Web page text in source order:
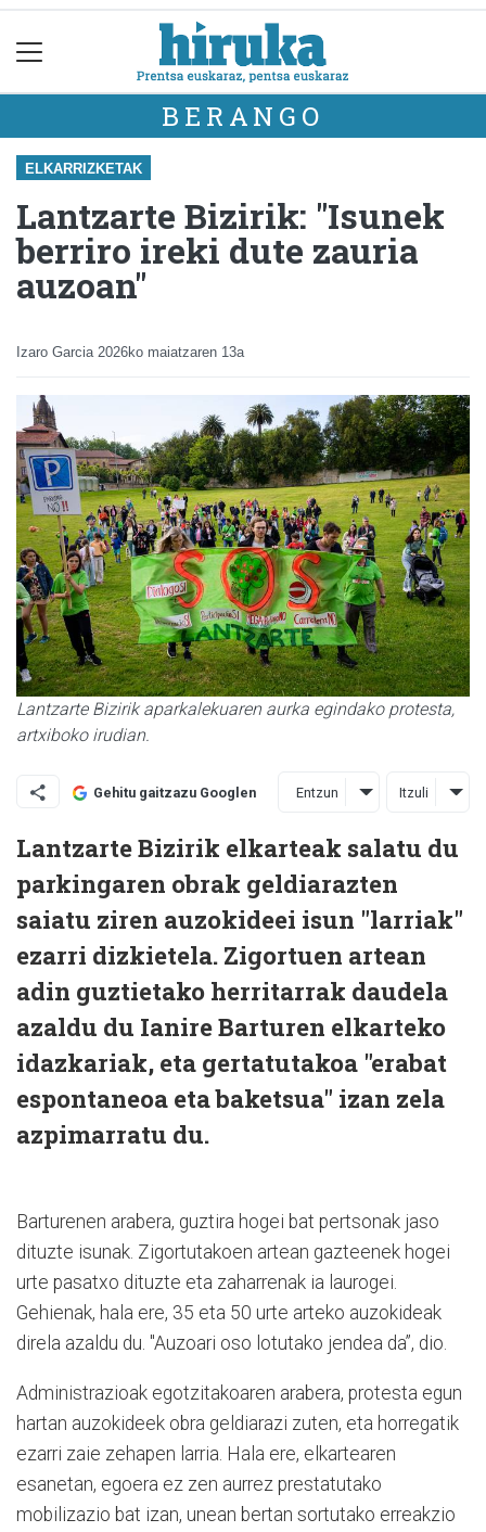
BERANGO
ELKARRIZKETAK
Lantzarte Bizirik: "Isunek
berriro ireki dute zauria
auzoan"
Izaro Garcia 2026ko maiatzaren 13a
Lantzarte Bizirik aparkalekuaren aurka egindako protesta,
artxiboko irudian.
Gehitu gaitzazu Googlen Entzun Itzuli
Lantzarte Bizirik elkarteak salatu du
parkingaren obrak geldiarazten
saiatu ziren auzokideei isun "larriak"
ezarri dizkietela. Zigortuen artean
adin guztietako herritarrak daudela
azaldu du Ianire Barturen elkarteko
idazkariak, eta gertatutakoa "erabat
espontaneoa eta baketsua" izan zela
azpimarratu du.
Barturenen arabera, guztira hogei bat pertsonak jaso
dituzte isunak. Zigortutakoen artean gazteenek hogei
urte pasatxo dituzte eta zaharrenak ia laurogei.
Gehienak, hala ere, 35 eta 50 urte arteko auzokideak
direla azaldu du. "Auzoari oso lotutako jendea da”, dio.
Administrazioak egotzitakoaren arabera, protesta egun
hartan auzokideek obra geldiarazi zuten, eta horregatik
ezarri zaie zehapen larria. Hala ere, elkartearen
esanetan, egoera ez zen aurrez prestatutako
mobilizazio bat izan, unean bertan sortutako erreakzio